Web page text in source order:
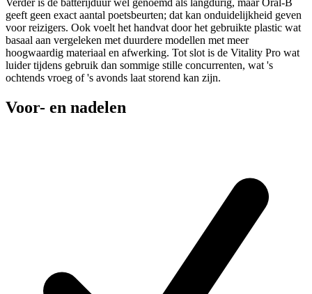
Verder is de batterijduur wel genoemd als langdurig, maar Oral-B
geeft geen exact aantal poetsbeurten; dat kan onduidelijkheid geven
voor reizigers. Ook voelt het handvat door het gebruikte plastic wat
basaal aan vergeleken met duurdere modellen met meer
hoogwaardig materiaal en afwerking. Tot slot is de Vitality Pro wat
luider tijdens gebruik dan sommige stille concurrenten, wat 's
ochtends vroeg of 's avonds laat storend kan zijn.
Voor- en nadelen